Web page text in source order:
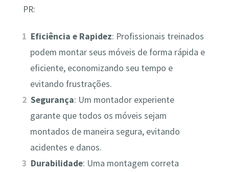
PR:
Eficiência e Rapidez: Profissionais treinados
podem montar seus móveis de forma rápida e
eficiente, economizando seu tempo e
evitando frustrações.
Segurança: Um montador experiente
garante que todos os móveis sejam
montados de maneira segura, evitando
acidentes e danos.
Durabilidade: Uma montagem correta